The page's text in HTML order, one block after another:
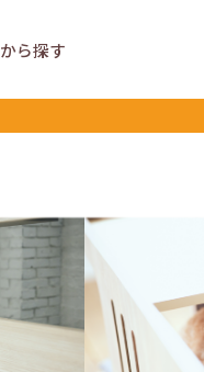
から探す